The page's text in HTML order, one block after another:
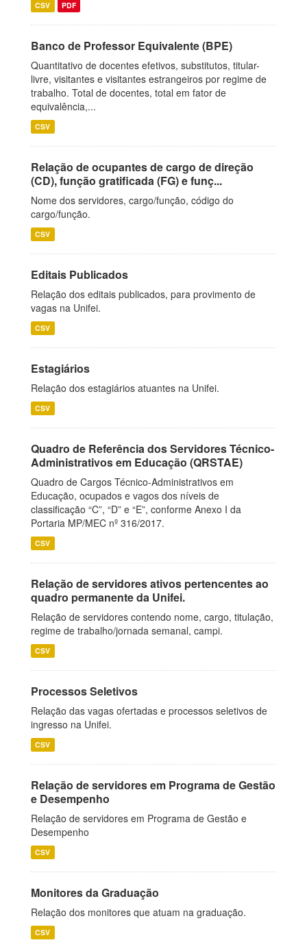
CSV PDF
Banco de Professor Equivalente (BPE)
Quantitativo de docentes efetivos, substitutos, titular-
livre, visitantes e visitantes estrangeiros por regime de
trabalho. Total de docentes, total em fator de
equivalência,...
CSV
Relação de ocupantes de cargo de direção
(CD), função gratificada (FG) e funç...
Nome dos servidores, cargo/função, código do
cargo/função.
CSV
Editais Publicados
Relação dos editais publicados, para provimento de
vagas na Unifei.
CSV
Estagiários
Relação dos estagiários atuantes na Unifei.
CSV
Quadro de Referência dos Servidores Técnico-
Administrativos em Educação (QRSTAE)
Quadro de Cargos Técnico-Administrativos em
Educação, ocupados e vagos dos níveis de
classificação “C”, “D” e “E”, conforme Anexo I da
Portaria MP/MEC nº 316/2017.
CSV
Relação de servidores ativos pertencentes ao
quadro permanente da Unifei.
Relação de servidores contendo nome, cargo, titulação,
regime de trabalho/jornada semanal, campi.
CSV
Processos Seletivos
Relação das vagas ofertadas e processos seletivos de
ingresso na Unifei.
CSV
Relação de servidores em Programa de Gestão
e Desempenho
Relação de servidores em Programa de Gestão e
Desempenho
CSV
Monitores da Graduação
Relação dos monitores que atuam na graduação.
CSV